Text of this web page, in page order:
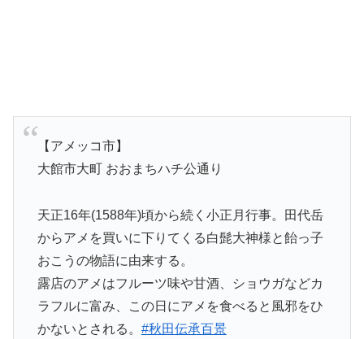
【アメッコ市】
大館市大町 おおまちハチ公通り
天正16年(1588年)頃から続く小正月行事。田代岳
からアメを買いに下りてくる白髭大神様と飴っ子
おこうの物語に由来する。
露店のアメはフルーツ味や甘酒、ショウガなどカ
ラフルに富み、この日にアメを食べると風邪をひ
かないとされる。 #秋田伝承百景